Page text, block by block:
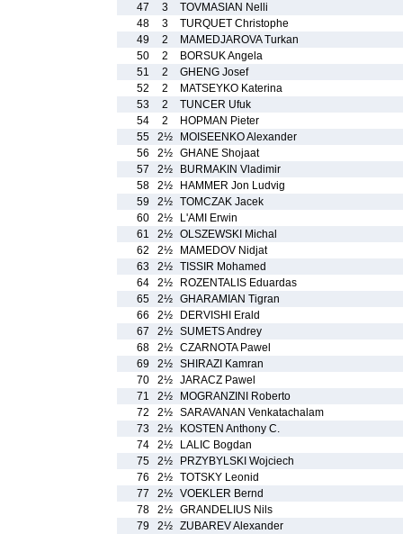
47
3
TOVMASIAN Nelli
48
3
TURQUET Christophe
49
2
MAMEDJAROVA Turkan
50
2
BORSUK Angela
51
2
GHENG Josef
52
2
MATSEYKO Katerina
53
2
TUNCER Ufuk
54
2
HOPMAN Pieter
55
2½
MOISEENKO Alexander
56
2½
GHANE Shojaat
57
2½
BURMAKIN Vladimir
58
2½
HAMMER Jon Ludvig
59
2½
TOMCZAK Jacek
60
2½
L'AMI Erwin
61
2½
OLSZEWSKI Michal
62
2½
MAMEDOV Nidjat
63
2½
TISSIR Mohamed
64
2½
ROZENTALIS Eduardas
65
2½
GHARAMIAN Tigran
66
2½
DERVISHI Erald
67
2½
SUMETS Andrey
68
2½
CZARNOTA Pawel
69
2½
SHIRAZI Kamran
70
2½
JARACZ Pawel
71
2½
MOGRANZINI Roberto
72
2½
SARAVANAN Venkatachalam
73
2½
KOSTEN Anthony C.
74
2½
LALIC Bogdan
75
2½
PRZYBYLSKI Wojciech
76
2½
TOTSKY Leonid
77
2½
VOEKLER Bernd
78
2½
GRANDELIUS Nils
79
2½
ZUBAREV Alexander